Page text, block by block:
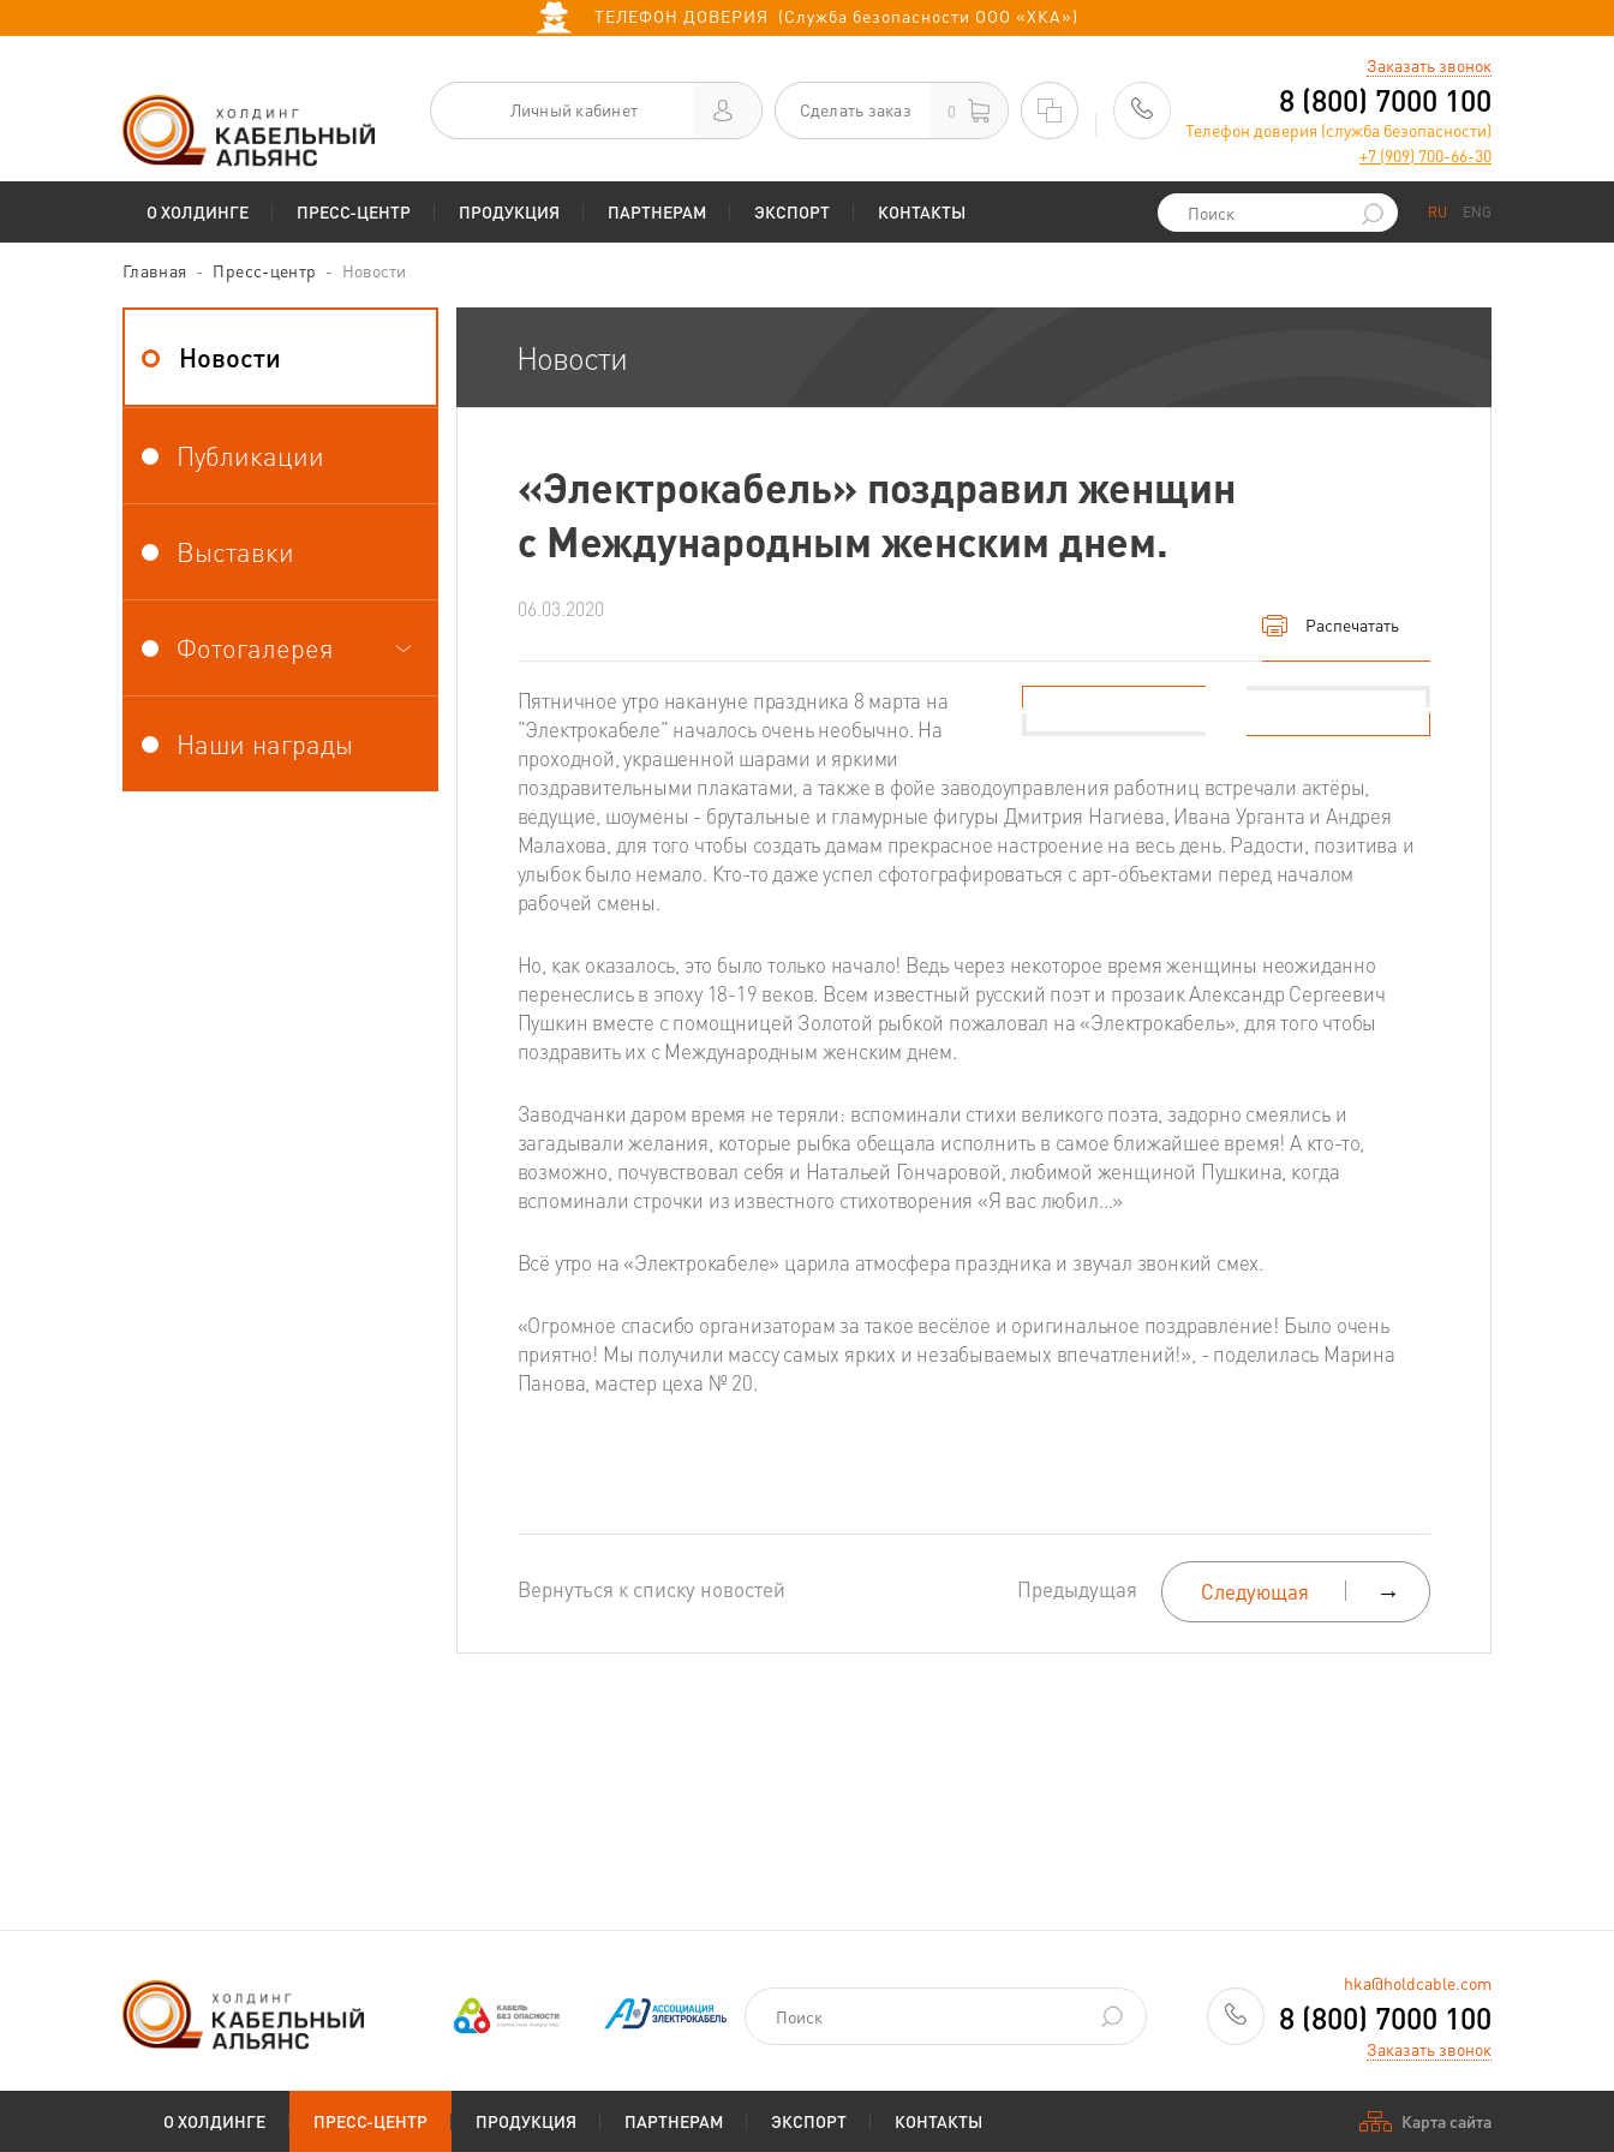
ТЕЛЕФОН ДОВЕРИЯ (Служба безопасности ООО «ХКА»)
Личный кабинет Сделать заказ 0
Заказать звонок
8 (800) 7000 100
Телефон доверия (служба безопасности)
+7 (909) 700-66-30
О ХОЛДИНГЕ ПРЕСС-ЦЕНТР ПРОДУКЦИЯ ПАРТНЕРАМ ЭКСПОРТ КОНТАКТЫ RU ENG
Главная Пресс-центр Новости
Новости
Публикации
Выставки
Фотогалерея
Наши награды
Новости
«Электрокабель» поздравил женщин
с Международным женским днем.
06.03.2020
Распечатать
Пятничное утро накануне праздника 8 марта на
"Электрокабеле" началось очень необычно. На
проходной, украшенной шарами и яркими
поздравительными плакатами, а также в фойе заводоуправления работниц встречали актёры,
ведущие, шоумены - брутальные и гламурные фигуры Дмитрия Нагиева, Ивана Урганта и Андрея
Малахова, для того чтобы создать дамам прекрасное настроение на весь день. Радости, позитива и
улыбок было немало. Кто-то даже успел сфотографироваться с арт-объектами перед началом
рабочей смены.
Но, как оказалось, это было только начало! Ведь через некоторое время женщины неожиданно
перенеслись в эпоху 18-19 веков. Всем известный русский поэт и прозаик Александр Сергеевич
Пушкин вместе с помощницей Золотой рыбкой пожаловал на «Электрокабель», для того чтобы
поздравить их с Международным женским днем.
Заводчанки даром время не теряли: вспоминали стихи великого поэта, задорно смеялись и
загадывали желания, которые рыбка обещала исполнить в самое ближайшее время! А кто-то,
возможно, почувствовал себя и Натальей Гончаровой, любимой женщиной Пушкина, когда
вспоминали строчки из известного стихотворения «Я вас любил…»
Всё утро на «Электрокабеле» царила атмосфера праздника и звучал звонкий смех.
«Огромное спасибо организаторам за такое весёлое и оригинальное поздравление! Было очень
приятно! Мы получили массу самых ярких и незабываемых впечатлений!», - поделилась Марина
Панова, мастер цеха № 20.
Следующая →
Предыдущая
Вернуться к списку новостей
hka@holdcable.com
8 (800) 7000 100
Заказать звонок
О ХОЛДИНГЕ ПРЕСС-ЦЕНТР ПРОДУКЦИЯ ПАРТНЕРАМ ЭКСПОРТ КОНТАКТЫ Карта сайта